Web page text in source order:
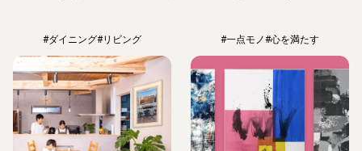
#ダイニング#リビング #一点モノ#心を満たす